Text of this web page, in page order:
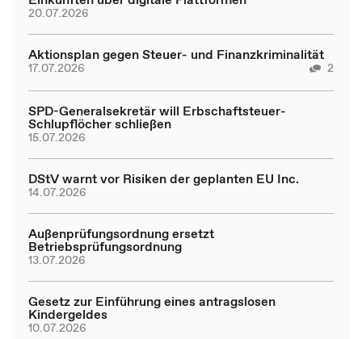
20.07.2026
Aktionsplan gegen Steuer- und Finanzkriminalität
17.07.2026 2
SPD-Generalsekretär will Erbschaftsteuer-
Schlupflöcher schließen
15.07.2026
DStV warnt vor Risiken der geplanten EU Inc.
14.07.2026
Außenprüfungsordnung ersetzt
Betriebsprüfungsordnung
13.07.2026
Gesetz zur Einführung eines antragslosen
Kindergeldes
10.07.2026